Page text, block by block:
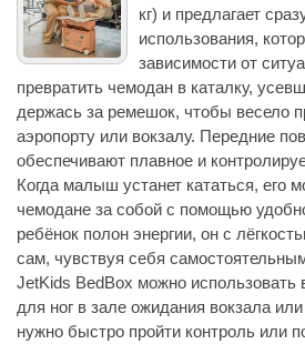
кг) и предлагает
использования,
зависимости от
превратить чемодан в каталку,
держась за ремешок, чтобы весело
аэропорту или вокзалу. Передние
обеспечивают плавное и
Когда малыш устанет кататься, его
чемодане за собой с помощью
ребёнок полон энергии, он с
сам, чувствуя себя
JetKids BedBox можно использовать
для ног в зале ожидания вокзала
нужно быстро пройти контроль или